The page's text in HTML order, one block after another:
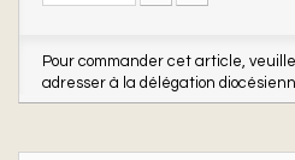
Pour commander cet article,
adresser à la délégation